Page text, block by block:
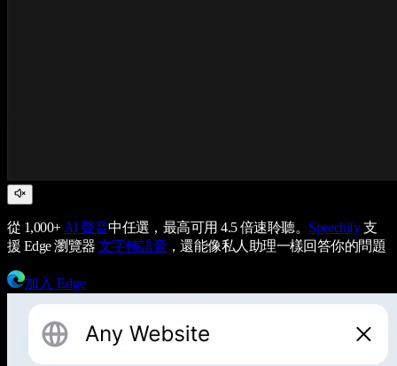
從 1,000+ AI 聲音中任選，最高可用 4.5 倍速聆聽。 Speechify支
援 Edge 瀏覽器 文字轉語音，還能像私人助理一樣回答你的問題
加入 Edge